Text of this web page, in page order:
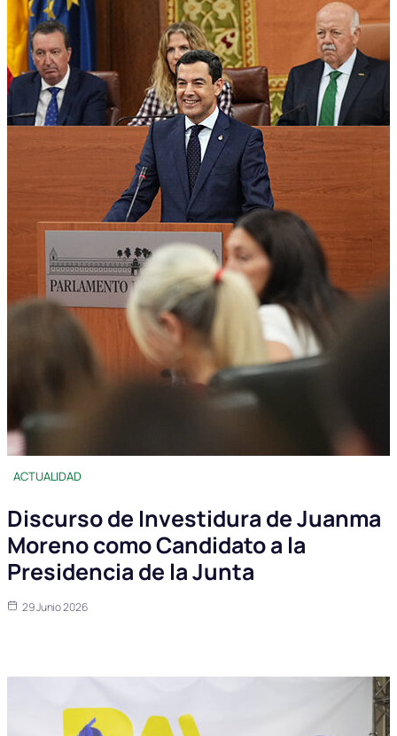
ACTUALIDAD
Discurso de Investidura de Juanma
Moreno como Candidato a la
Presidencia de la Junta
29 Junio 2026